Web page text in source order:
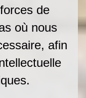
de
où nous
afin